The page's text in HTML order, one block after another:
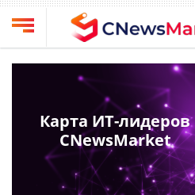
Выбрать
провайдера
Компании
CNews
Конференции
Техника
Карта ИТ-лидеров
CNewsMarket